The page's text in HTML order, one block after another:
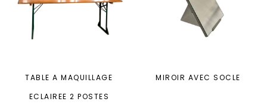
TABLE A MAQUILLAGE
ECLAIREE 2 POSTES
MIROIR AVEC SOCLE